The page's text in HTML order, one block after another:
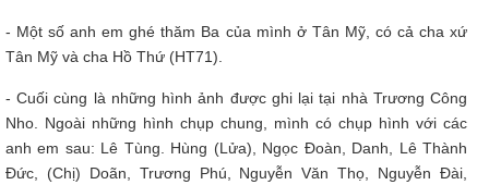
- Một số anh em ghé thăm Ba của mình ở Tân Mỹ, có cả cha xứ
Tân Mỹ và cha Hồ Thứ (HT71).
- Cuối cùng là những hình ảnh được ghi lại tại nhà Trương Công
Nho. Ngoài những hình chụp chung, mình có chụp hình với các
anh em sau: Lê Tùng. Hùng (Lửa), Ngọc Đoàn, Danh, Lê Thành
Đức, (Chị) Doãn, Trương Phú, Nguyễn Văn Thọ, Nguyễn Đài,